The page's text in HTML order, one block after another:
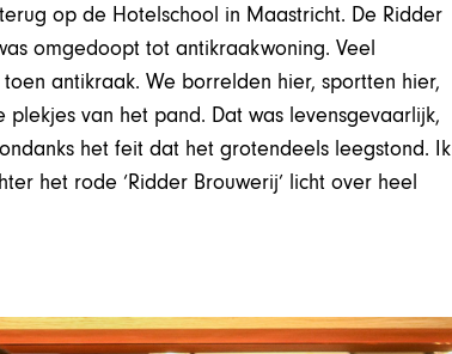
op de Hotelschool in Maastricht. De Ridder
omgedoopt tot antikraakwoning. Veel
antikraak. We borrelden hier, sportten hier,
van het pand. Dat was levensgevaarlijk,
het feit dat het grotendeels leegstond. Ik
het rode ‘Ridder Brouwerij’ licht over heel